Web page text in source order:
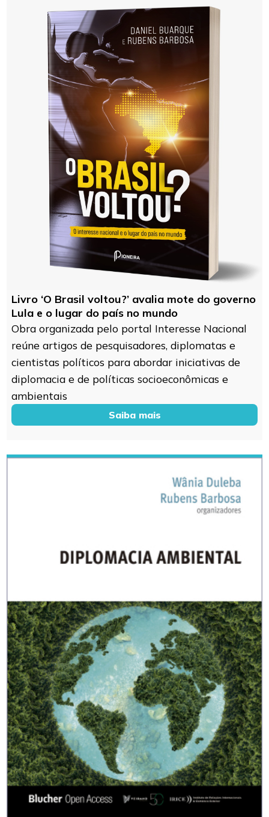
Livro ‘O Brasil voltou?’ avalia mote do governo
Lula e o lugar do país no mundo
Obra organizada pelo portal Interesse Nacional
reúne artigos de pesquisadores, diplomatas e
cientistas políticos para abordar iniciativas de
diplomacia e de políticas socioeconômicas e
ambientais
Saiba mais